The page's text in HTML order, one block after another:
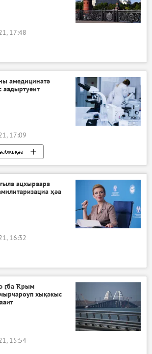
17:48
амедицинатә
аадыртуеит
17:09
ацхыраара
ҳәа
16:32
ӷба Ҟрым
хықәкыс
15:54